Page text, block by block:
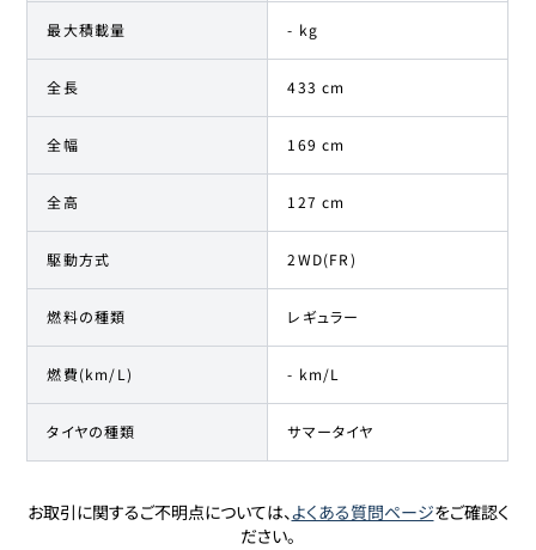
最大積載量 - kg
全長 433 cm
全幅 169 cm
全高 127 cm
駆動方式 2WD(FR)
燃料の種類 レギュラー
燃費(km/L) - km/L
タイヤの種類 サマータイヤ
お取引に関するご不明点については、よくある質問ページをご確認く
ださい。